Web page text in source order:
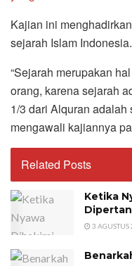
Kajian ini
sejarah Islam Indonesia.
“Sejarah merupakan
orang, karena sejarah
1/3 dari Alquran adalah
mengawali kajiannya
Related Posts
Ketika
3 AGUSTUS